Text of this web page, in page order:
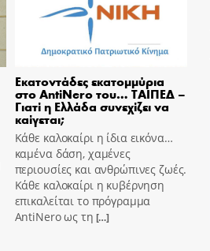
Εκατοντάδες εκατομμύρια
στο AntiNero του… ΤΑΙΠΕΔ –
Γιατί η Ελλάδα συνεχίζει να
καίγεται;
Κάθε καλοκαίρι η ίδια εικόνα…
καμένα δάση, χαμένες
περιουσίες και ανθρώπινες ζωές.
Κάθε καλοκαίρι η κυβέρνηση
επικαλείται το πρόγραμμα
AntiNero ως τη […]